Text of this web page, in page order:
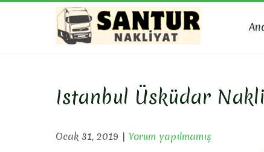
Istanbul Üsküdar
Ocak 31, 2019 | Yorum yapılmamış